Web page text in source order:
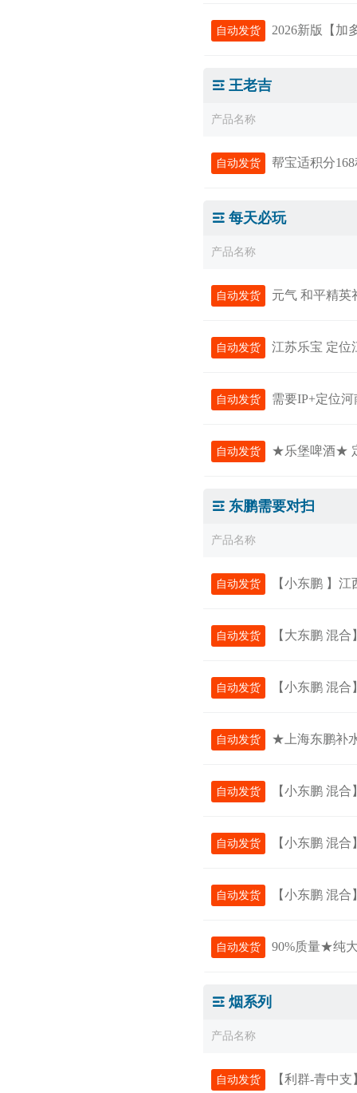
自动发货 2026新版【加多
王老吉
产品名称
自动发货 帮宝适积分
每天必玩
产品名称
自动发货 元气 和平精英
自动发货 江苏乐宝 定位
自动发货 需要IP+定位河南喜
自动发货 ★乐堡啤酒★ 定
东鹏需要对扫
产品名称
自动发货 【小东鹏 】江
自动发货 【大东鹏 混合】福
自动发货 【小东鹏 混合】福
自动发货 ★上海东鹏补水
自动发货 【小东鹏 混合】浙
自动发货 【小东鹏 混合
自动发货 【小东鹏 混合】江
自动发货 90%质量★纯大小
烟系列
产品名称
自动发货 【利群-青中